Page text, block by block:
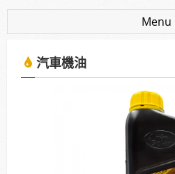
2025年7月13日受
使用後產生引擎積碳
2025年7月13日受
Menu
汽車機油